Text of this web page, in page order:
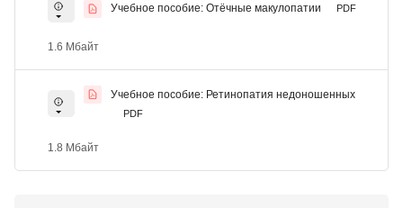
Учебное пособие: Отёчные макулопатии PDF
1.6 Мбайт
Учебное пособие: Ретинопатия недоношенных
PDF
1.8 Мбайт